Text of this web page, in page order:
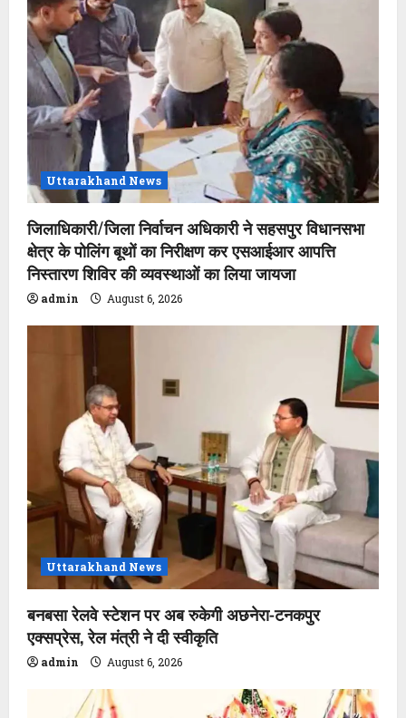
Uttarakhand News
जिलाधिकारी/जिला निर्वाचन अधिकारी ने सहसपुर विधानसभा
क्षेत्र के पोलिंग बूथों का निरीक्षण कर एसआईआर आपत्ति
निस्तारण शिविर की व्यवस्थाओं का लिया जायजा
admin August 6, 2026
Uttarakhand News
बनबसा रेलवे स्टेशन पर अब रुकेगी अछनेरा-टनकपुर
एक्सप्रेस, रेल मंत्री ने दी स्वीकृति
admin August 6, 2026